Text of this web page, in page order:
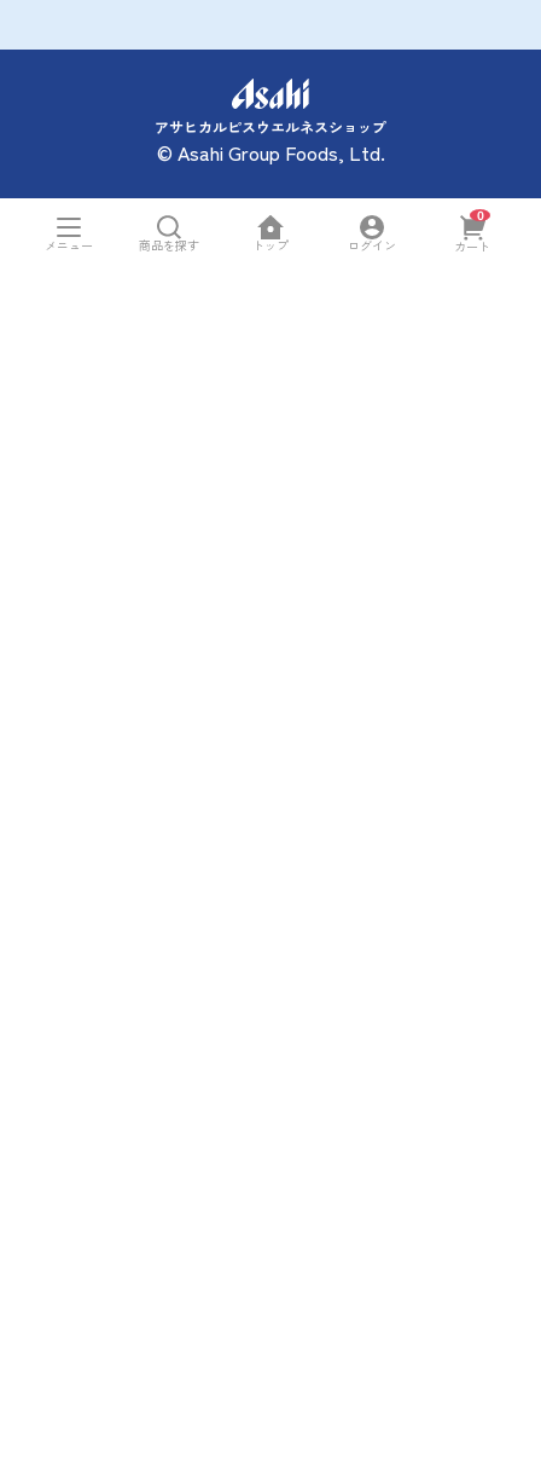
アサヒカルピスウエルネスショップ
© Asahi Group Foods, Ltd.
メニュー 商品を探す トップ ログイン
0
カート